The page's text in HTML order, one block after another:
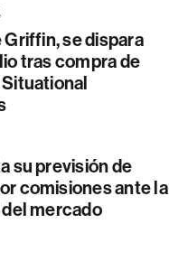
Griffin, se dispara
tras compra de
su previsión de
comisiones ante la
mercado